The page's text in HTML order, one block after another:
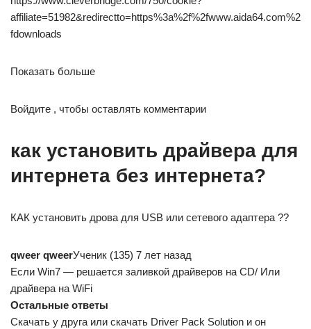
affiliate=51982&redirectto=https%3a%2f%2fwww.aida64.com%2
fdownloads
Показать больше
Войдите , чтобы оставлять комментарии
как установить драйвера для
интернета без интернета?
КАК установить дрова для USB или сетевого адаптера ??
qweer qweerУченик (135) 7 лет назад
Если Win7 — решается заливкой драйверов на CD/ Или
драйвера на WiFi
Остальные ответы
Скачать у друга или скачать Driver Pack Solution и он